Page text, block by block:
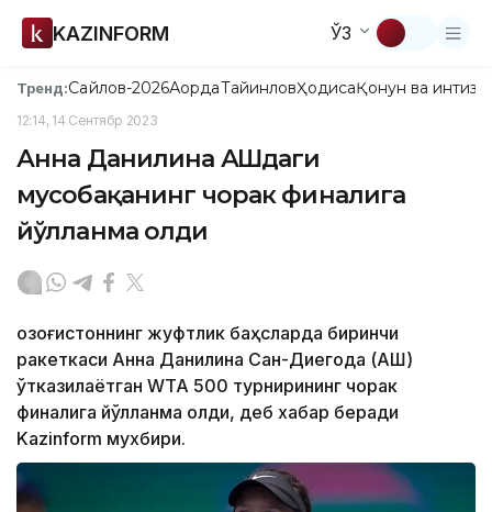
KAZINFORM ЎЗ
Тренд:Сайлов-2026АқордаТайинловҲодисаҚонун ва
12:14, 14 Сентябр 2023
Анна Данилина АҚШдаги
мусобақанинг чорак финалига
йўлланма олди
Қозоғистоннинг жуфтлик баҳсларда биринчи
ракеткаси Анна Данилина Сан-Диегода (АҚШ)
ўтказилаётган WТА 500 турнирининг чорак
финалига йўлланма олди, деб хабар беради
Kazinform мухбири.